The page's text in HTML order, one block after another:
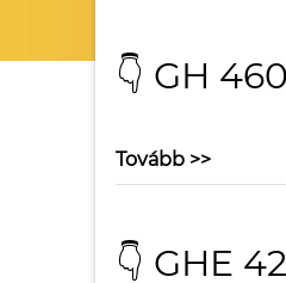
👇 GH
Tovább >>
👇 GHE